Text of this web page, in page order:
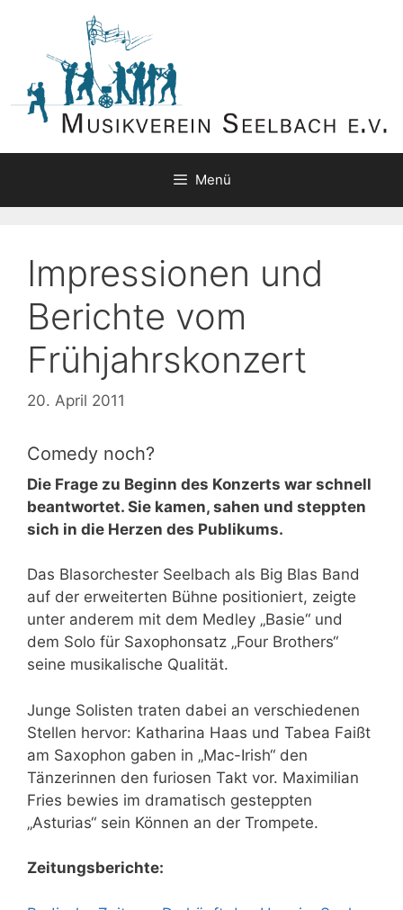
springen
Menü
Impressionen und
Berichte vom
Frühjahrskonzert
20. April 2011
Comedy noch?
Die Frage zu Beginn des Konzerts war schnell
beantwortet. Sie kamen, sahen und steppten
sich in die Herzen des Publikums.
Das Blasorchester Seelbach als Big Blas Band
auf der erweiterten Bühne positioniert, zeigte
unter anderem mit dem Medley „Basie“ und
dem Solo für Saxophonsatz „Four Brothers“
seine musikalische Qualität.
Junge Solisten traten dabei an verschiedenen
Stellen hervor: Katharina Haas und Tabea Faißt
am Saxophon gaben in „Mac-Irish“ den
Tänzerinnen den furiosen Takt vor. Maximilian
Fries bewies im dramatisch gesteppten
„Asturias“ sein Können an der Trompete.
Zeitungsberichte: